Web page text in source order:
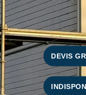
DEVIS